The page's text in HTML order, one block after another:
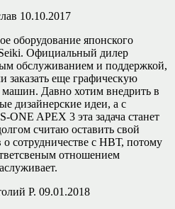
10.10.2017
оборудование японского
Официальный дилер
обслуживанием и поддержкой,
заказать еще графическую
машин. Давно хотим внедрить в
дизайнерские идеи, а с
APEX 3 эта задача станет
считаю оставить свой
сотрудничестве с НВТ, потому
отношением
Р. 09.01.2018